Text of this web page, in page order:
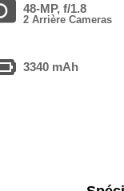
48-MP, f/1.8
2 Arrière Cameras
3340 mAh